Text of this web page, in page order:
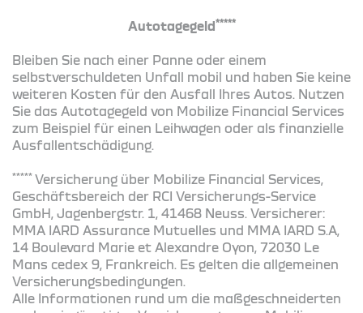
Autotagegeld*****
Bleiben Sie nach einer Panne oder einem
selbstverschuldeten Unfall mobil und haben Sie keine
weiteren Kosten für den Ausfall Ihres Autos. Nutzen
Sie das Autotagegeld von Mobilize Financial Services
zum Beispiel für einen Leihwagen oder als finanzielle
Ausfallentschädigung.
***** Versicherung über Mobilize Financial Services,
Geschäftsbereich der RCI Versicherungs-Service
GmbH, Jagenbergstr. 1, 41468 Neuss. Versicherer:
MMA IARD Assurance Mutuelles und MMA IARD S.A,
14 Boulevard Marie et Alexandre Oyon, 72030 Le
Mans cedex 9, Frankreich. Es gelten die allgemeinen
Versicherungsbedingungen.
Alle Informationen rund um die maßgeschneiderten